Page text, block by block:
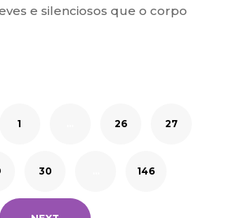
e silenciosos que o corpo
1 26 27
30 146